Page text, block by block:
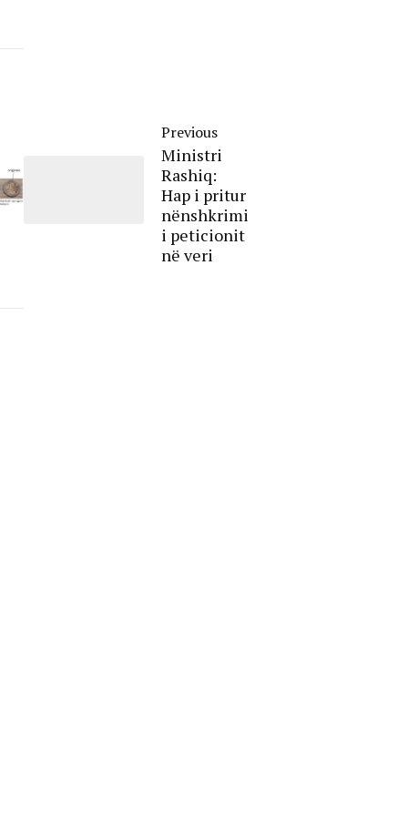
Previous
Ministri
Rashiq:
Hap i pritur
nënshkrimi
i peticionit
në veri